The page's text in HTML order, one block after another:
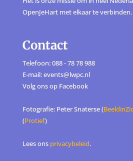
OpenJeHart met elkaar te verbinden.
Contact
Telefoon: 088 - 78 78 988
E-mail: events@lwpc.nl
Volg ons op Facebook
Fotografie: Peter Snaterse (
(Protief)
Lees ons privacybeleid.